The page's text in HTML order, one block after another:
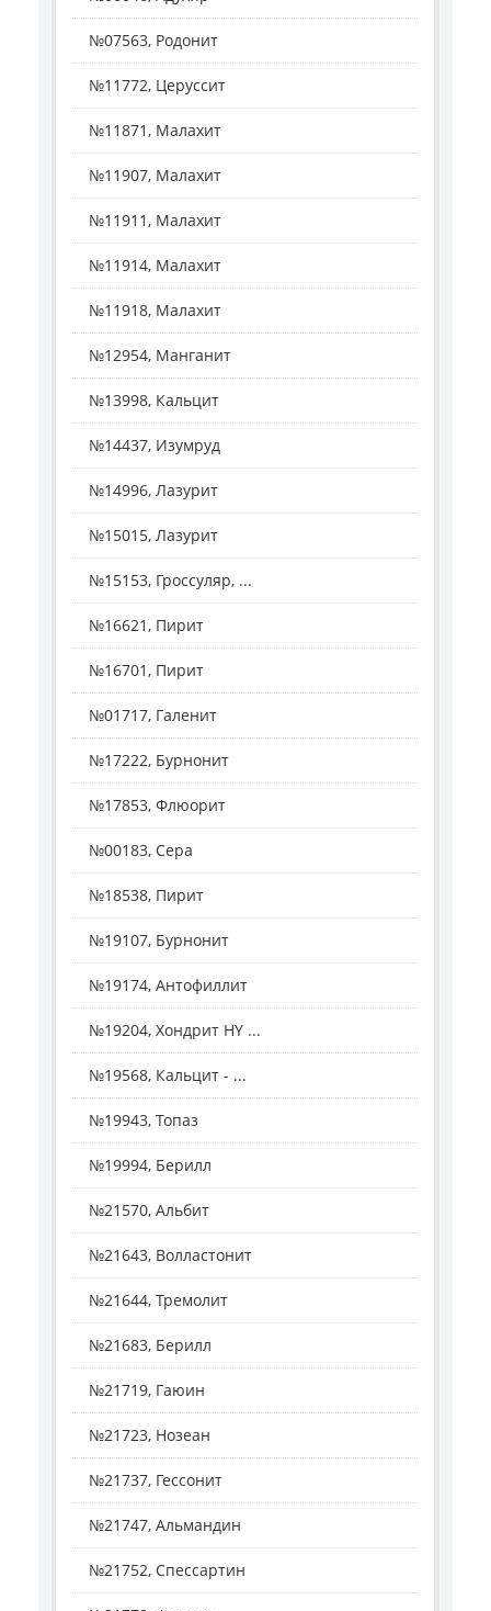
№07563, Родонит
№11772, Церуссит
№11871, Малахит
№11907, Малахит
№11911, Малахит
№11914, Малахит
№11918, Малахит
№12954, Манганит
№13998, Кальцит
№14437, Изумруд
№14996, Лазурит
№15015, Лазурит
№15153, Гроссуляр, ...
№16621, Пирит
№16701, Пирит
№01717, Галенит
№17222, Бурнонит
№17853, Флюорит
№00183, Сера
№18538, Пирит
№19107, Бурнонит
№19174, Антофиллит
№19204, Хондрит HY ...
№19568, Кальцит - ...
№19943, Топаз
№19994, Берилл
№21570, Альбит
№21643, Волластонит
№21644, Тремолит
№21683, Берилл
№21719, Гаюин
№21723, Нозеан
№21737, Гессонит
№21747, Альмандин
№21752, Спессартин